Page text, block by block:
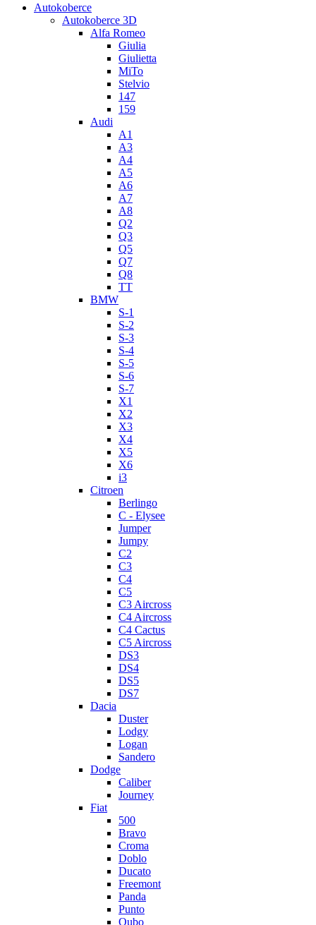
Autokoberce
Autokoberce 3D
Alfa Romeo
Giulia
Giulietta
MiTo
Stelvio
147
159
Audi
A1
A3
A4
A5
A6
A7
A8
Q2
Q3
Q5
Q7
Q8
TT
BMW
S-1
S-2
S-3
S-4
S-5
S-6
S-7
X1
X2
X3
X4
X5
X6
i3
Citroen
Berlingo
C - Elysee
Jumper
Jumpy
C2
C3
C4
C5
C3 Aircross
C4 Aircross
C4 Cactus
C5 Aircross
DS3
DS4
DS5
DS7
Dacia
Duster
Lodgy
Logan
Sandero
Dodge
Caliber
Journey
Fiat
500
Bravo
Croma
Doblo
Ducato
Freemont
Panda
Punto
Qubo